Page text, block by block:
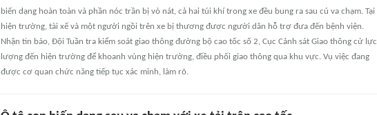
biến dạng hoàn toàn và phần nóc trần bị vò nát, cả hai túi khí trong xe đều bung ra sau cú va chạm. Tại
hiện trường, tài xế và một người ngồi trên xe bị thương được người dân hỗ trợ đưa đến bệnh viện.
Nhận tin báo, Đội Tuần tra kiểm soát giao thông đường bộ cao tốc số 2, Cục Cảnh sát Giao thông cử lực
lượng đến hiện trường để khoanh vùng hiện trường, điều phối giao thông qua khu vực. Vụ việc đang
được cơ quan chức năng tiếp tục xác minh, làm rõ.